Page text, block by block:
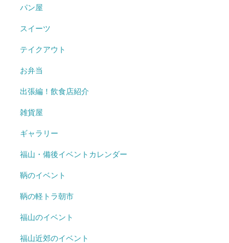
パン屋
スイーツ
テイクアウト
お弁当
出張編！飲食店紹介
雑貨屋
ギャラリー
福山・備後イベントカレンダー
鞆のイベント
鞆の軽トラ朝市
福山のイベント
福山近郊のイベント